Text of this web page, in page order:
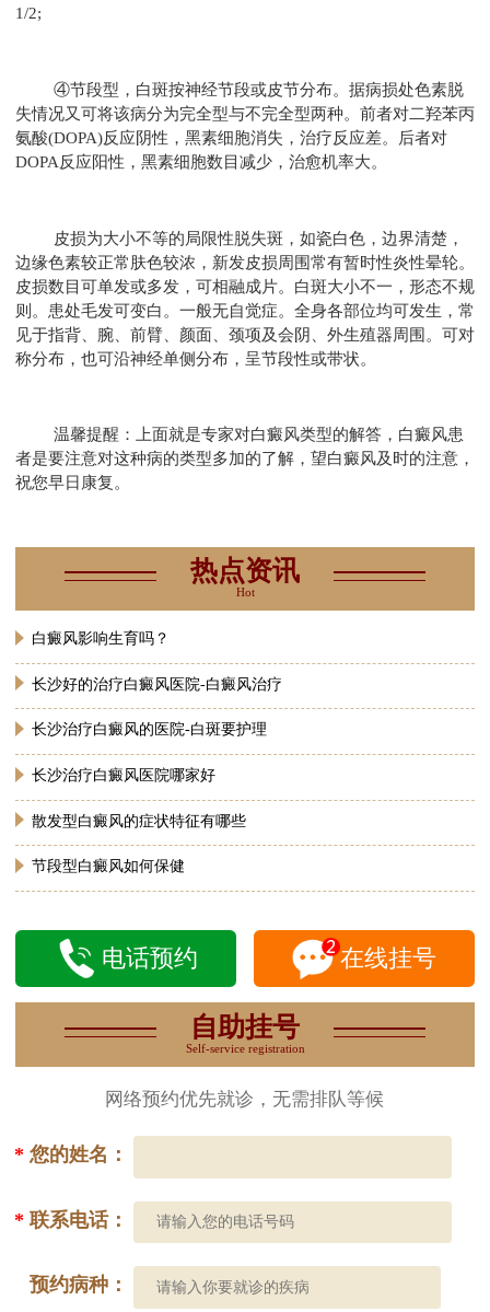
1/2;
④节段型，白斑按神经节段或皮节分布。据病损处色素脱
失情况又可将该病分为完全型与不完全型两种。前者对二羟苯丙
氨酸(DOPA)反应阴性，黑素细胞消失，治疗反应差。后者对
DOPA反应阳性，黑素细胞数目减少，治愈机率大。
皮损为大小不等的局限性脱失斑，如瓷白色，边界清楚，
边缘色素较正常肤色较浓，新发皮损周围常有暂时性炎性晕轮。
皮损数目可单发或多发，可相融成片。白斑大小不一，形态不规
则。患处毛发可变白。一般无自觉症。全身各部位均可发生，常
见于指背、腕、前臂、颜面、颈项及会阴、外生殖器周围。可对
称分布，也可沿神经单侧分布，呈节段性或带状。
温馨提醒：上面就是专家对白癜风类型的解答，白癜风患
者是要注意对这种病的类型多加的了解，望白癜风及时的注意，
祝您早日康复。
热点资讯
Hot
白癜风影响生育吗？
长沙好的治疗白癜风医院-白癜风治疗
长沙治疗白癜风的医院-白斑要护理
长沙治疗白癜风医院哪家好
散发型白癜风的症状特征有哪些
节段型白癜风如何保健
电话预约 在线挂号
自助挂号
Self-service registration
网络预约优先就诊，无需排队等候
*您的姓名：
*联系电话：
预约病种：